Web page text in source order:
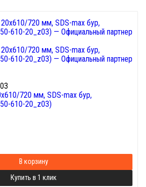
720 мм, SDS-max бур,
610-20_z03)
В корзину
Купить в 1 клик